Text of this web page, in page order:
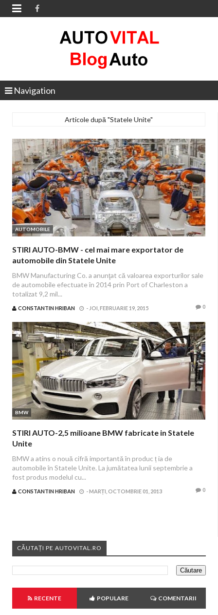

Navigation
Articole după "Statele Unite"
AUTOMOBILE
STIRI AUTO-BMW - cel mai mare exportator de
automobile din Statele Unite
BMW Manufacturing Co. a anunţat că valoarea exporturilor sale
de automobile efectuate în 2014 prin Port of Charleston a
totalizat 9,2 mil...
CONSTANTIN HRIBAN - JOI, FEBRUARIE 19, 2015 0
BMW
STIRI AUTO-2,5 milioane BMW fabricate in Statele
Unite
BMW a atins o nouă cifră importantă în produc ț ia de
automobile în Statele Unite. La jumătatea lunii septembrie a
fost produs modelul cu...
CONSTANTIN HRIBAN -MARȚI, OCTOMBRIE 01, 2013 0
CĂUTAȚI PE AUTOVITAL.RO
RECENTE POPULARE COMENTARII